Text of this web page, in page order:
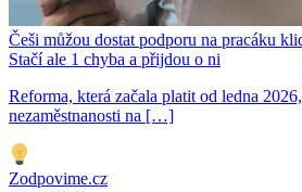
Češi můžou dostat podporu na pracáku
Stačí ale 1 chyba a přijdou o ni
Reforma, která začala platit od ledna
nezaměstnanosti na […]
Zodpovime.cz